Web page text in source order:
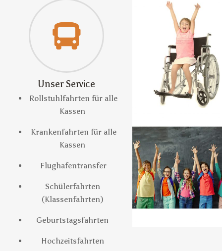
Unser Service
Rollstuhlfahrten für alle
Kassen
Krankenfahrten für alle
Kassen
Flughafentransfer
Schülerfahrten
(Klassenfahrten)
Geburtstagsfahrten
Hochzeitsfahrten